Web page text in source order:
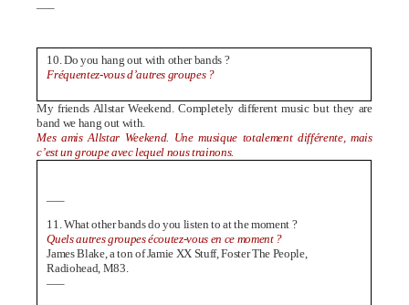
—–
10. Do you hang out with other bands ?
Fréquentez-vous d’autres groupes ?
My friends Allstar Weekend. Completely different music but they are
band we hang out with.
Mes amis Allstar Weekend. Une musique totalement différente, mais
c’est un groupe avec lequel nous trainons.
—–
11. What other bands do you listen to at the moment ?
Quels autres groupes écoutez-vous en ce moment ?
James Blake, a ton of Jamie XX Stuff, Foster The People,
Radiohead, M83.
—–